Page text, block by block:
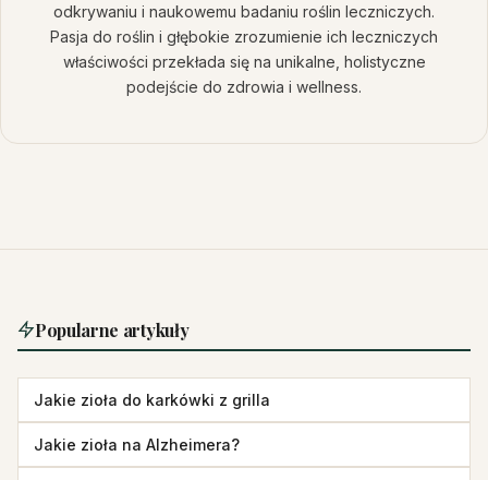
odkrywaniu i naukowemu badaniu roślin leczniczych.
Pasja do roślin i głębokie zrozumienie ich leczniczych
właściwości przekłada się na unikalne, holistyczne
podejście do zdrowia i wellness.
Popularne artykuły
Jakie zioła do karkówki z grilla
Jakie zioła na Alzheimera?